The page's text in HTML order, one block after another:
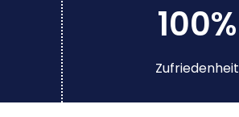
100%
Zufriedenheit